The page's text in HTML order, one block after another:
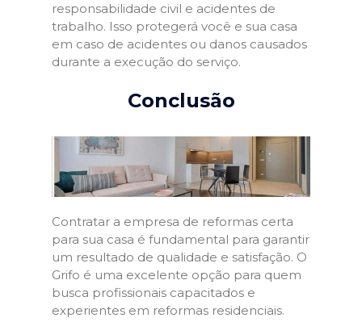
responsabilidade civil e acidentes de
trabalho. Isso protegerá você e sua casa
em caso de acidentes ou danos causados
durante a execução do serviço.
Conclusão
Contratar a empresa de reformas certa
para sua casa é fundamental para garantir
um resultado de qualidade e satisfação. O
Grifo é uma excelente opção para quem
busca profissionais capacitados e
experientes em reformas residenciais.